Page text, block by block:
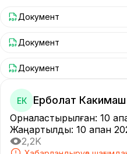
Документ
Документ
Документ
ЕК Ерболат Какимаш
Орналастырылған: 10
Жаңартылды: 10 ақпан
2,2K